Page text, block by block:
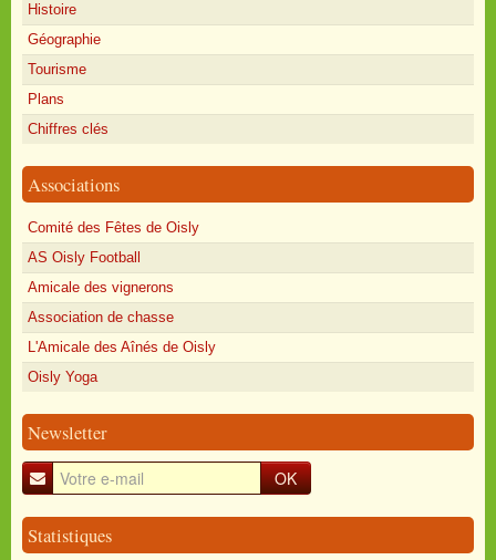
Histoire
Géographie
Tourisme
Plans
Chiffres clés
Associations
Comité des Fêtes de Oisly
AS Oisly Football
Amicale des vignerons
Association de chasse
L'Amicale des Aînés de Oisly
Oisly Yoga
Newsletter
OK
Statistiques